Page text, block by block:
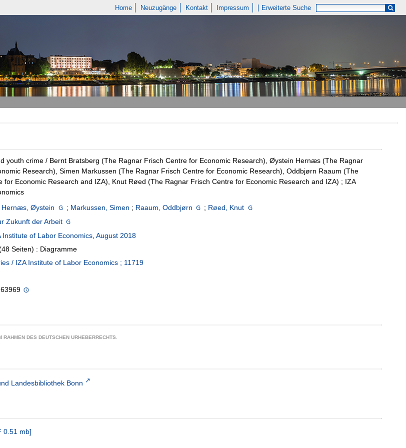
Home Neuzugänge Kontakt Impressum Erweiterte Suche
youth crime / Bernt Bratsberg (The Ragnar Frisch Centre for Economic Research), Øystein Hernæs (The Ragnar
Research), Simen Markussen (The Ragnar Frisch Centre for Economic Research), Oddbjørn Raaum (The
for Economic Research and IZA), Knut Røed (The Ragnar Frisch Centre for Economic Research and IZA) ; IZA
Hernæs, Øystein ; Markussen, Simen ; Raaum, Oddbjørn ; Røed, Knut
Zukunft der Arbeit
Institute of Labor Economics, August 2018
Seiten) : Diagramme
/ IZA Institute of Labor Economics ; 11719
DES DEUTSCHEN URHEBERRECHTS.
Landesbibliothek Bonn
0.51 mb]